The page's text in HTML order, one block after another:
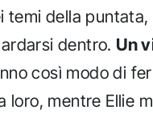
temi della
dentro. Un
così modo di
mentre Ellie